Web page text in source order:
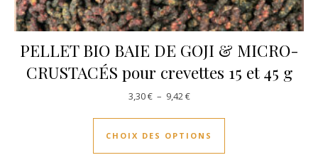
PELLET BIO BAIE DE GOJI & MICRO-
CRUSTACÉS pour crevettes 15 et 45 g
3,30€ – 9,42€Plage de prix : 3,30 € à 9,42 €
CHOIX DES OPTIONS
Ce produit a